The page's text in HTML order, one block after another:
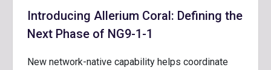
Introducing Allerium Coral: Defining the
Next Phase of NG9-1-1
New network-native capability helps coordinate